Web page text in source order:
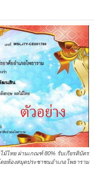
ไทย ผ่านเกณฑ์ 80% รับเกียรติบัตร
ดยห้องสมุดประชาชนอำเภอโพธาราม